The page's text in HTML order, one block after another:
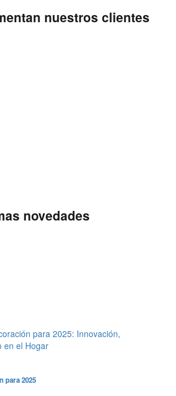
nuestros clientes
novedades
para 2025